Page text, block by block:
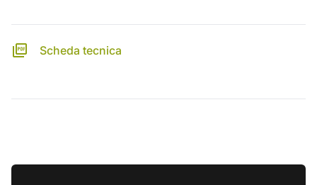
Scheda tecnica